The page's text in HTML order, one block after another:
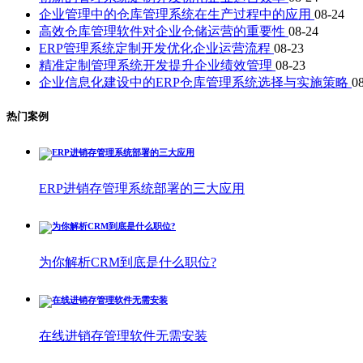
企业管理中的仓库管理系统在生产过程中的应用 08-24
高效仓库管理软件对企业仓储运营的重要性 08-24
ERP管理系统定制开发优化企业运营流程 08-23
精准定制管理系统开发提升企业绩效管理 08-23
企业信息化建设中的ERP仓库管理系统选择与实施策略
热门案例
ERP进销存管理系统部署的三大应用
为你解析CRM到底是什么职位?
在线进销存管理软件无需安装